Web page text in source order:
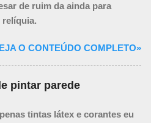
de ruim da ainda para
relíquia.
O CONTEÚDO COMPLETO»
pintar parede
tintas látex e corantes eu